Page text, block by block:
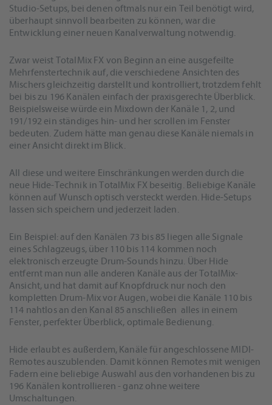
Studio-Setups, bei denen oftmals nur ein Teil benötigt wird,
überhaupt sinnvoll bearbeiten zu können, war die
Entwicklung einer neuen Kanalverwaltung notwendig.
Zwar weist TotalMix FX von Beginn an eine ausgefeilte
Mehrfenstertechnik auf, die verschiedene Ansichten des
Mischers gleichzeitig darstellt und kontrolliert, trotzdem fehlt
bei bis zu 196 Kanälen einfach der praxisgerechte Überblick.
Beispielsweise würde ein Mixdown der Kanäle 1, 2, und
191/192 ein ständiges hin- und her scrollen im Fenster
bedeuten. Zudem hätte man genau diese Kanäle niemals in
einer Ansicht direkt im Blick.
All diese und weitere Einschränkungen werden durch die
neue Hide-Technik in TotalMix FX beseitig. Beliebige Kanäle
können auf Wunsch optisch versteckt werden. Hide-Setups
lassen sich speichern und jederzeit laden.
Ein Beispiel: auf den Kanälen 73 bis 85 liegen alle Signale
eines Schlagzeugs, über 110 bis 114 kommen noch
elektronisch erzeugte Drum-Sounds hinzu. Über Hide
entfernt man nun alle anderen Kanäle aus der TotalMix-
Ansicht, und hat damit auf Knopfdruck nur noch den
kompletten Drum-Mix vor Augen, wobei die Kanäle 110 bis
114 nahtlos an den Kanal 85 anschließen  alles in einem
Fenster, perfekter Überblick, optimale Bedienung.
Hide erlaubt es außerdem, Kanäle für angeschlossene MIDI-
Remotes auszublenden. Damit können Remotes mit wenigen
Fadern eine beliebige Auswahl aus den vorhandenen bis zu
196 Kanälen kontrollieren - ganz ohne weitere
Umschaltungen.